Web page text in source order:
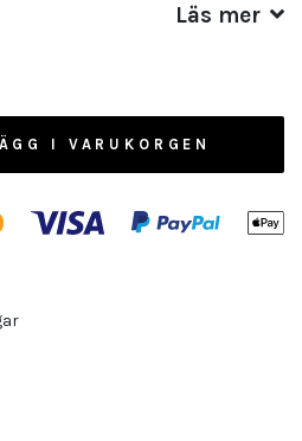
Läs mer
I VARUKORGEN